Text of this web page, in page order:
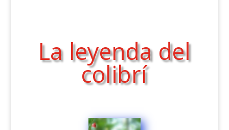
La leyenda del
colibrí